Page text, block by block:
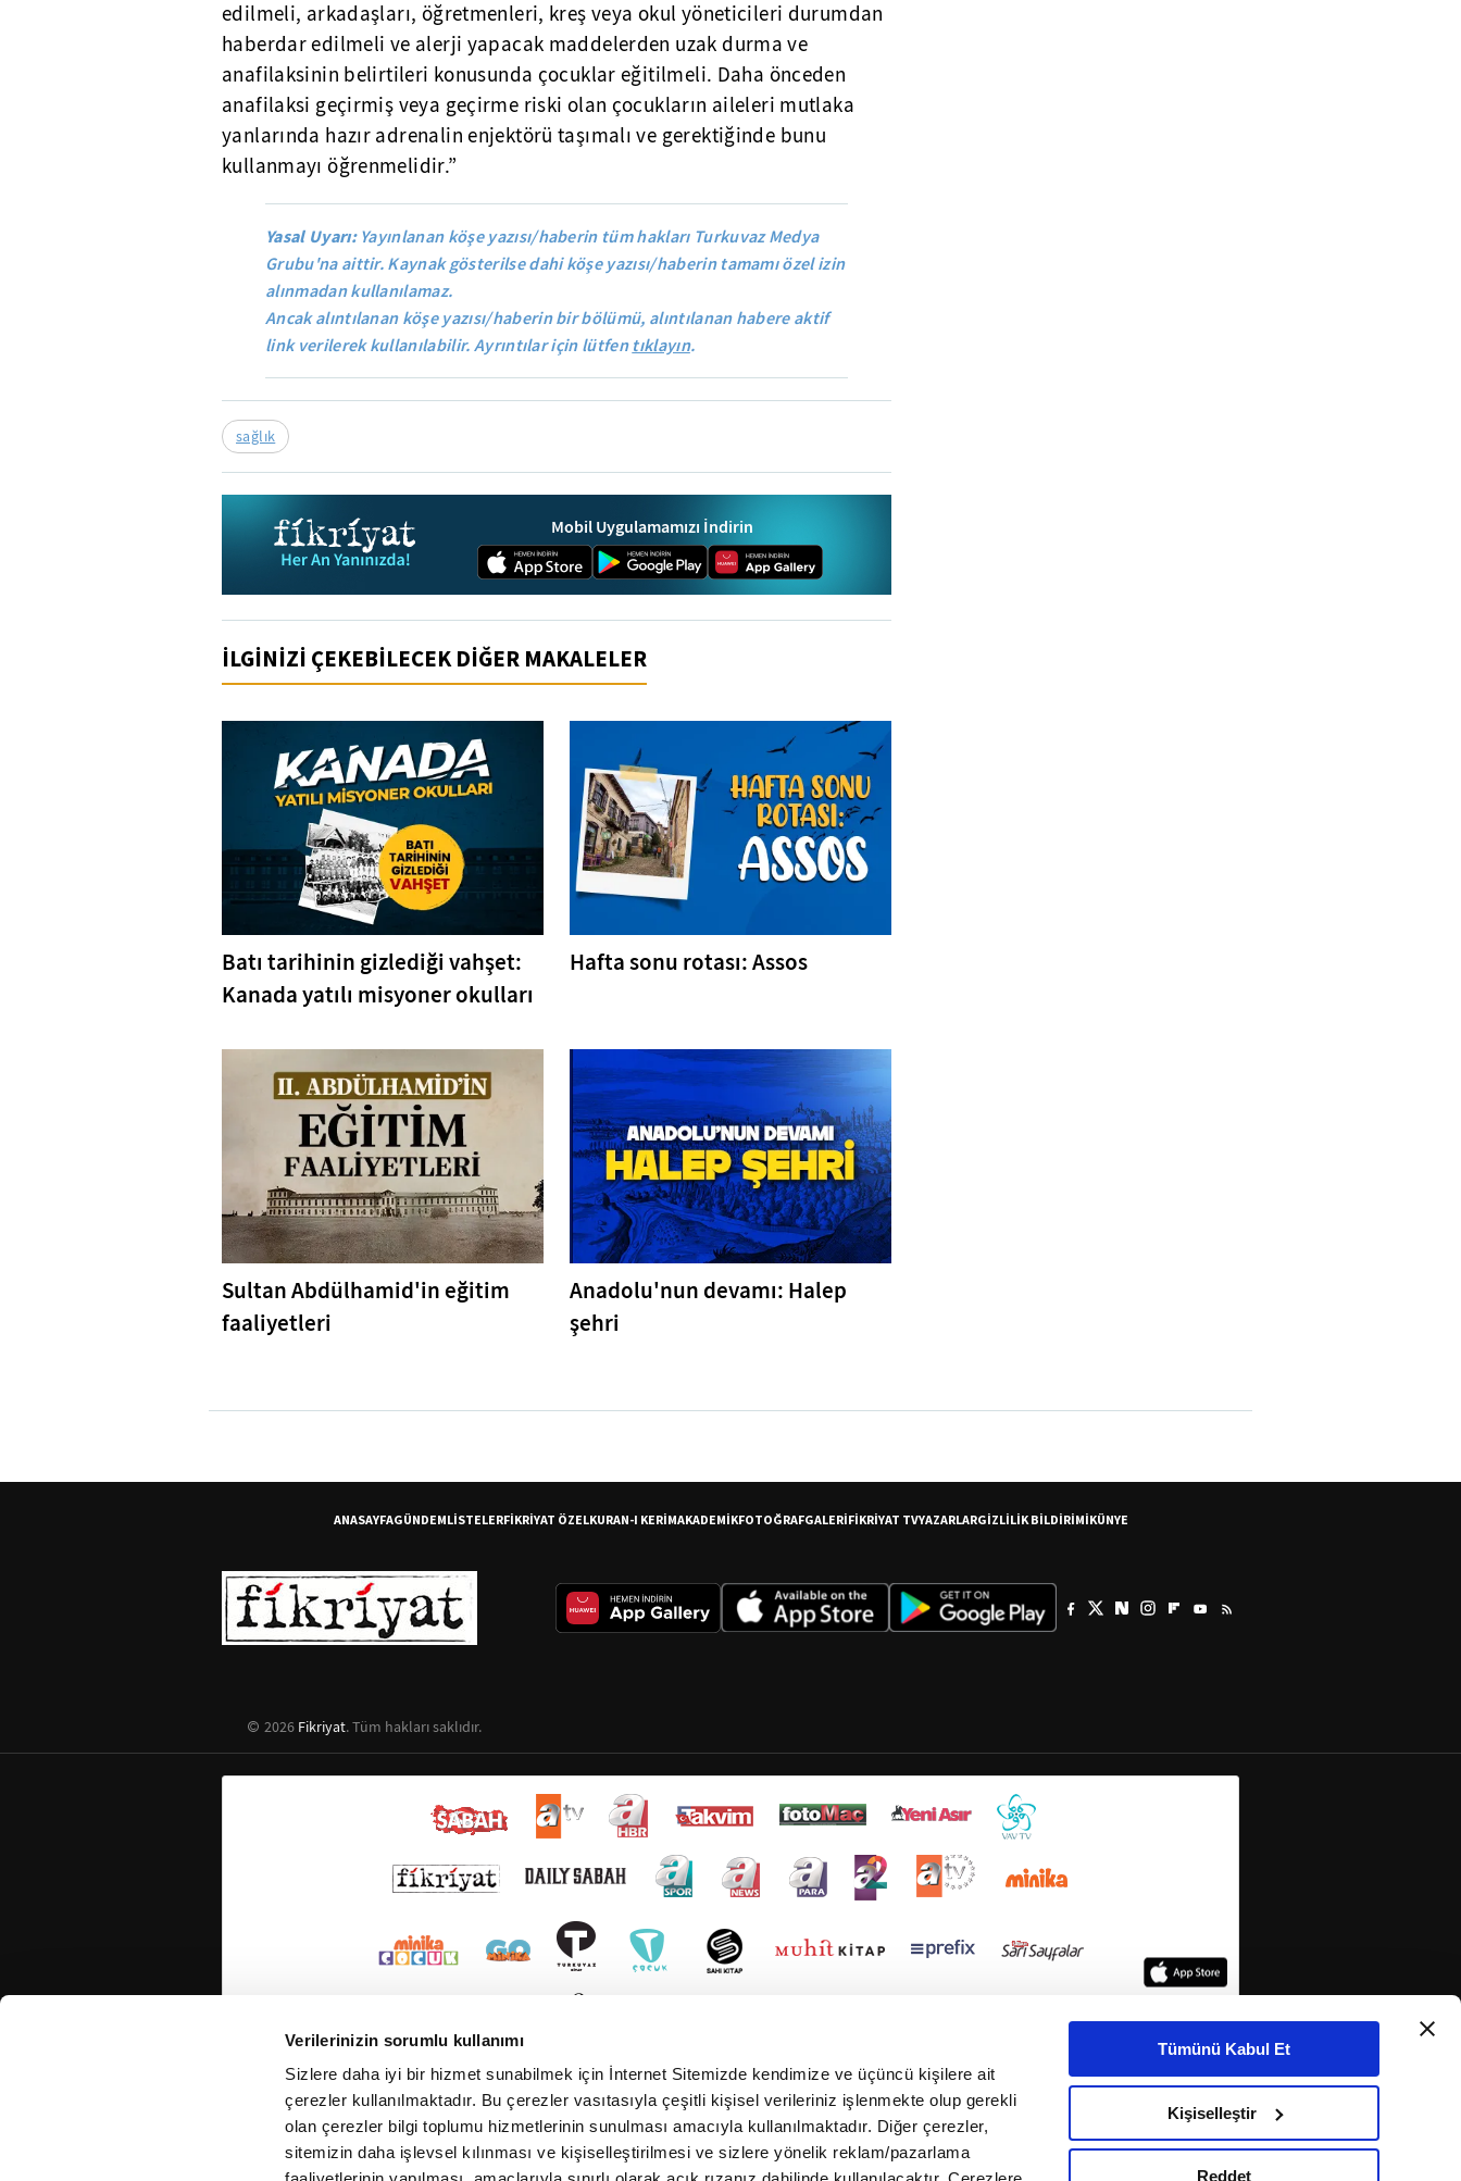
Verilerinizin sorumlu kullanımı
Sizlere daha iyi bir hizmet sunabilmek için İnternet Sitemizde kendimize ve üçüncü kişilere ait
çerezler kullanılmaktadır. Bu çerezler vasıtasıyla çeşitli kişisel verileriniz işlenmekte olup gerekli
olan çerezler bilgi toplumu hizmetlerinin sunulması amacıyla kullanılmaktadır. Diğer çerezler,
sitemizin daha işlevsel kılınması ve kişiselleştirilmesi ve sizlere yönelik reklam/pazarlama
Tümünü Kabul Et
Kişiselleştir
Reddet
edilmeli, arkadaşları, öğretmenleri, kreş veya okul yöneticileri durumdan
haberdar edilmeli ve alerji yapacak maddelerden uzak durma ve
anafilaksinin belirtileri konusunda çocuklar eğitilmeli. Daha önceden
anafilaksi geçirmiş veya geçirme riski olan çocukların aileleri mutlaka
yanlarında hazır adrenalin enjektörü taşımalı ve gerektiğinde bunu
kullanmayı öğrenmelidir.”
Yasal Uyarı:Yayınlanan köşe yazısı/haberin tüm hakları Turkuvaz Medya
Grubu'na aittir. Kaynak gösterilse dahi köşe yazısı/haberin tamamı özel izin
alınmadan kullanılamaz.
Ancak alıntılanan köşe yazısı/haberin bir bölümü, alıntılanan habere aktif
link verilerek kullanılabilir. Ayrıntılar için lütfentıklayın.
sağlık
Mobil Uygulamamızı İndirin
İLGİNİZİ ÇEKEBİLECEK DİĞER MAKALELER
Batı tarihinin gizlediği vahşet:
Kanada yatılı misyoner okulları
Hafta sonu rotası: Assos
Sultan Abdülhamid'in eğitim
faaliyetleri
Anadolu'nun devamı: Halep
şehri
ANASAYFAGÜNDEMLİSTELERFİKRİYAT ÖZELKURAN-I KERİMAKADEMİKFOTOĞRAFGALERİFİKRİYAT TVYAZARLARGİZLİLİK BİLDİRİMİKÜNYE
2026 Fikriyat. Tüm hakları saklıdır.